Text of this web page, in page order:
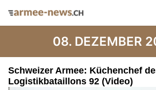
08. DEZEMBER
Schweizer Armee: Küchenchef
Logistikbataillons 92 (Video)